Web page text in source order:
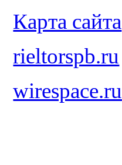
Карта сайта
rieltorspb.ru
wirespace.ru